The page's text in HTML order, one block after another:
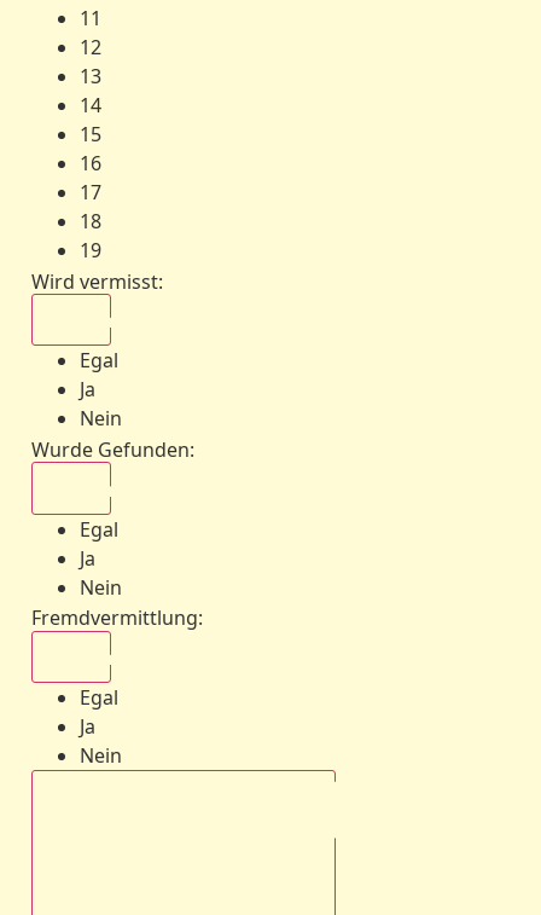
11
12
13
14
15
16
17
18
19
Wird vermisst:
Egal
Ja
Nein
Wurde Gefunden:
Egal
Ja
Nein
Fremdvermittlung:
Egal
Ja
Nein